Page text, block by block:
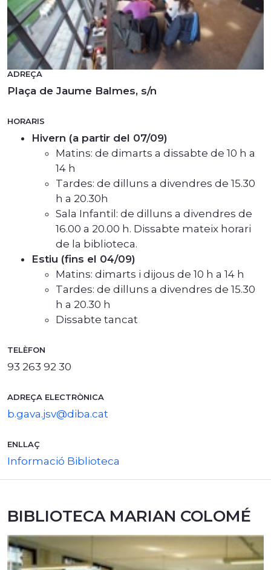
ADREÇA
Plaça de Jaume Balmes, s/n
HORARIS
Hivern (a partir del 07/09)
Matins: de dimarts a dissabte de 10 h a
14 h
Tardes: de dilluns a divendres de 15.30
h a 20.30h
Sala Infantil: de dilluns a divendres de
16.00 a 20.00 h. Dissabte mateix horari
de la biblioteca.
Estiu (fins el 04/09)
Matins: dimarts i dijous de 10 h a 14 h
Tardes: de dilluns a divendres de 15.30
h a 20.30 h
Dissabte tancat
TELÈFON
93 263 92 30
ADREÇA ELECTRÒNICA
b.gava.jsv@diba.cat
ENLLAÇ
Informació Biblioteca
BIBLIOTECA MARIAN COLOMÉ